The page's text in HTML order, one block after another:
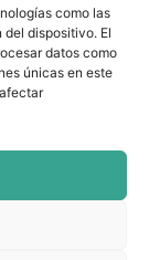
como las
dispositivo. El
datos como
únicas en este
tecnologías y
Djs.